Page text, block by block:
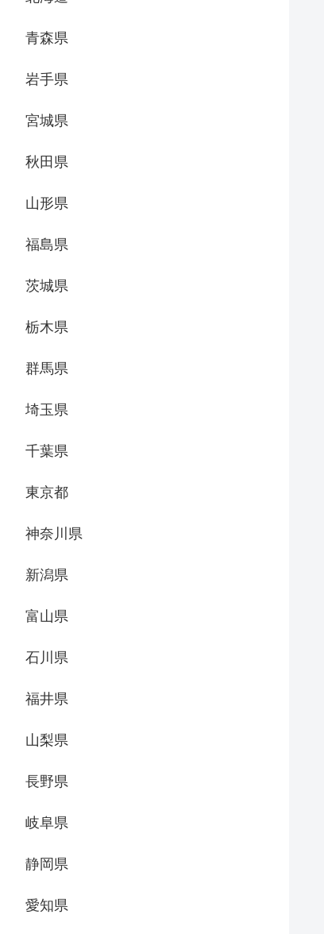
青森県
岩手県
宮城県
秋田県
山形県
福島県
茨城県
栃木県
群馬県
埼玉県
千葉県
東京都
神奈川県
新潟県
富山県
石川県
福井県
山梨県
長野県
岐阜県
静岡県
愛知県